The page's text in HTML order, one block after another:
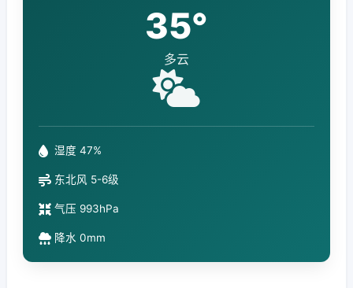
35°
多云
湿度 47%
东北风 5-6级
气压 993hPa
降水 0mm